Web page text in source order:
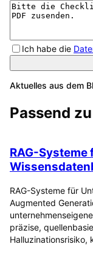
Ich habe die
Aktuelles aus dem
Passend zu
RAG-
RAG-Systeme für
Augmented
präzise,